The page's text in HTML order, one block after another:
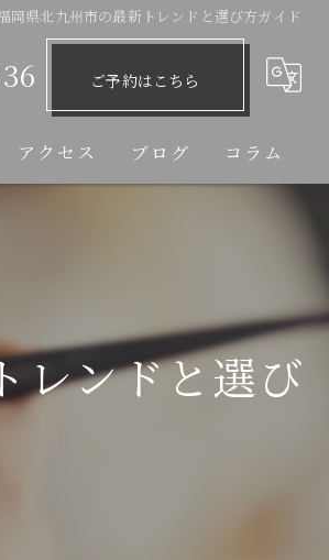
岡県北九州市の最新トレンドと選び方ガイド
ご予約はこちら
アクセス ブログ コラム
レンドと選び